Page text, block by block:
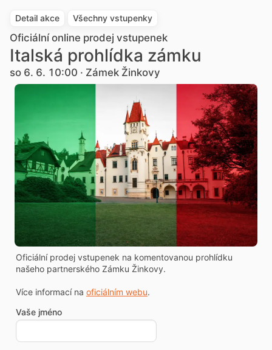
Detail akce Všechny vstupenky
Oficiální online prodej vstupenek
Italská prohlídka zámku
so 6. 6. 10:00 · Zámek Žinkovy
Oficiální prodej vstupenek na komentovanou prohlídku
našeho partnerského Zámku Žinkovy.
Více informací na oficiálním webu.
Vaše jméno